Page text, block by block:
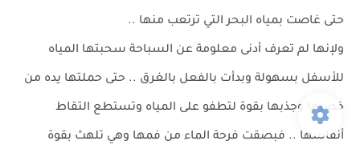
حتى غاصت بمياه البحر التي ترتعب منها ..
ولإنها لم تعرف أدنى معلومة عن السباحة سحبتها المياه
للأسفل بسهولة وبدأت بالفعل بالغرق .. حتى حملتها يده من
خصرها وجذبها بقوة لتطفو على المياه وتستطع التقاط
أنفاسها .. فبصقت فرحة الماء من فمها وهي تلهث بقوة